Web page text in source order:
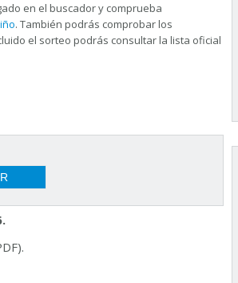
en el buscador y comprueba
. También podrás comprobar los
el sorteo podrás consultar la lista oficial